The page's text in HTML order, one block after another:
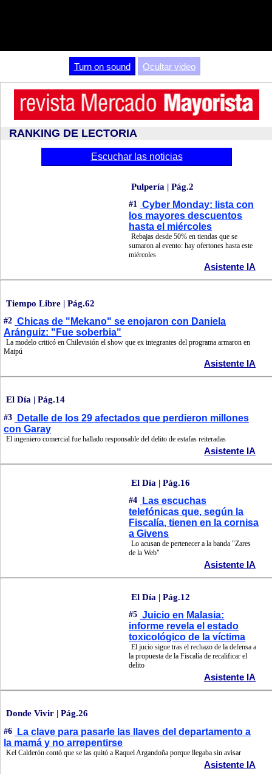
Turn on sound Ocultar video
RANKING DE LECTORIA
Escuchar las noticias
Pulpería | Pág.2
#1 Cyber Monday: lista con
los mayores descuentos
hasta el miércoles
Rebajas desde 50% en tiendas que se
sumaron al evento: hay ofertones hasta este
miércoles
Asistente IA
Tiempo Libre | Pág.62
#2 Chicas de "Mekano" se enojaron con Daniela
Aránguiz: "Fue soberbia"
La modelo criticó en Chilevisión el show que ex integrantes del programa armaron en
Maipú
Asistente IA
El Día | Pág.14
#3
Detalle de los 29 afectados que perdieron millones
con Garay
El ingeniero comercial fue hallado responsable del delito de estafas reiteradas
Asistente IA
El Día | Pág.16
#4
Las escuchas
telefónicas que, según la
Fiscalía, tienen en la cornisa
a Givens
Lo acusan de pertenecer a la banda "Zares
de la Web"
Asistente IA
El Día | Pág.12
#5 Juicio en Malasia:
informe revela el estado
toxicológico de la víctima
El jucio sigue tras el rechazo de la defensa a
la propuesta de la Fiscalía de recalificar el
delito
Asistente IA
Donde Vivir | Pág.26
#6
La clave para pasarle las llaves del departamento a
la mamá y no arrepentirse
Kel Calderón contó que se las quitó a Raquel Argandoña porque llegaba sin avisar
Asistente IA